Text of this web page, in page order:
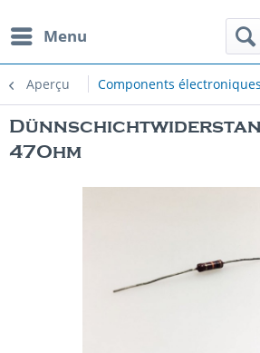
Menu
Aperçu Components électroniques
47Ohm